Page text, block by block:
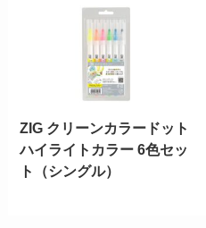
ZIG クリーンカラードット
ハイライトカラー 6色セッ
ト（シングル）